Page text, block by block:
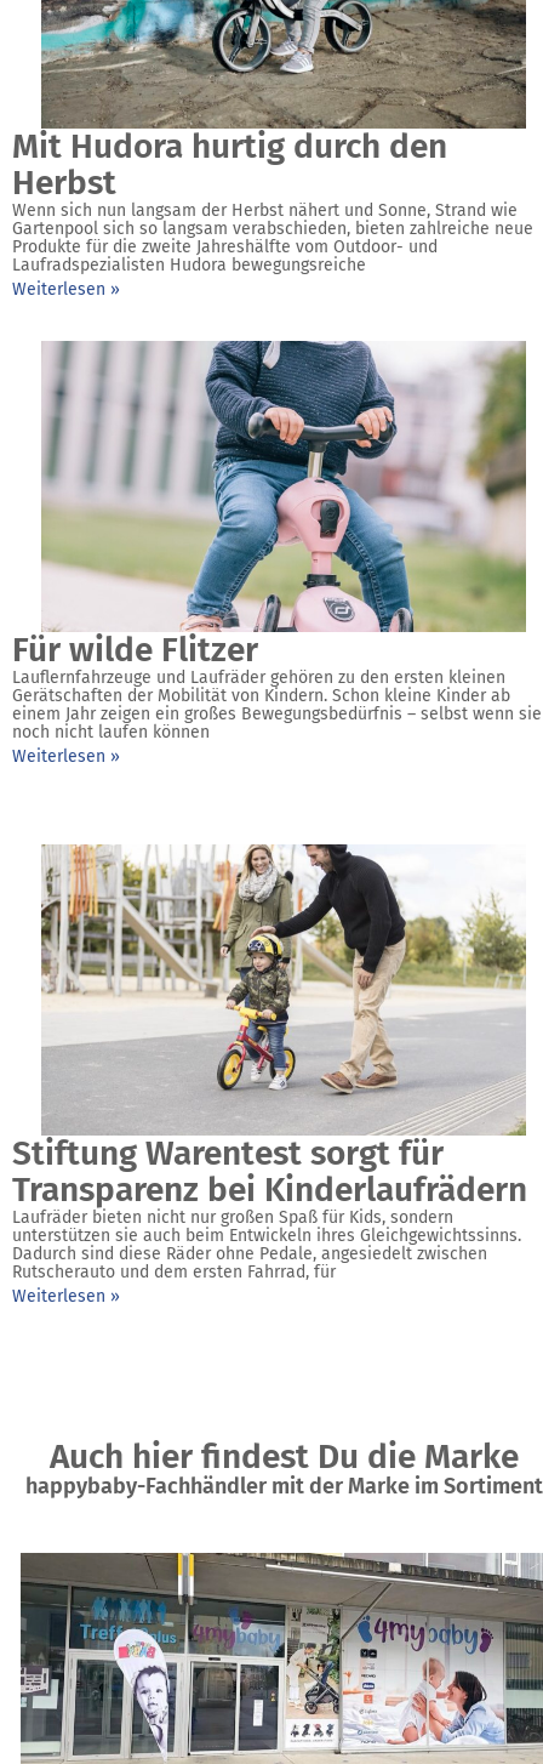
Mit Hudora hurtig durch den
Herbst
Wenn sich nun langsam der Herbst nähert und Sonne, Strand wie
Gartenpool sich so langsam verabschieden, bieten zahlreiche neue
Produkte für die zweite Jahreshälfte vom Outdoor- und
Laufradspezialisten Hudora bewegungsreiche
Weiterlesen »
Für wilde Flitzer
Lauflernfahrzeuge und Laufräder gehören zu den ersten kleinen
Gerätschaften der Mobilität von Kindern. Schon kleine Kinder ab
einem Jahr zeigen ein großes Bewegungsbedürfnis – selbst wenn sie
noch nicht laufen können
Weiterlesen »
Stiftung Warentest sorgt für
Transparenz bei Kinderlaufrädern
Laufräder bieten nicht nur großen Spaß für Kids, sondern
unterstützen sie auch beim Entwickeln ihres Gleichgewichtssinns.
Dadurch sind diese Räder ohne Pedale, angesiedelt zwischen
Rutscherauto und dem ersten Fahrrad, für
Weiterlesen »
Auch hier findest Du die Marke
happybaby-Fachhändler mit der Marke im Sortiment